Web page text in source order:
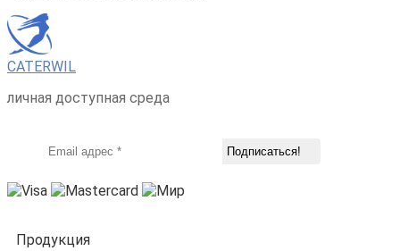
CATERWIL
личная доступная среда
Продукция